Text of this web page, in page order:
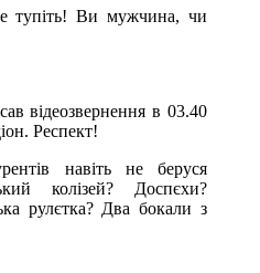
тупіть! Bи мужчина, чи
відеозвернення в 03.40
Респект!
навіть не беруся
колізей? Доспєхи?
рулєтка? Два бокали з